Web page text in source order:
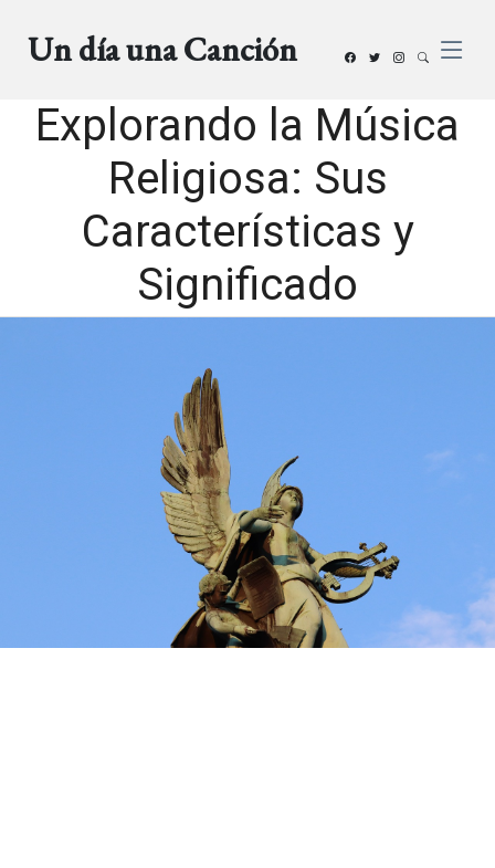
Un día una Canción
Explorando la Música
Religiosa: Sus
Características y
Significado